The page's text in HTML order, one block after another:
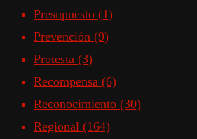
Presupuesto (1)
Prevención (9)
Protesta (3)
Recompensa (6)
Reconocimiento (30)
Regional (164)